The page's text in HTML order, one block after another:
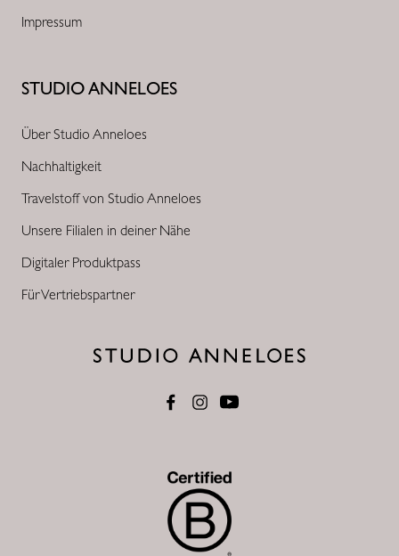
STUDIO ANNELOES
Über Studio Anneloes
Nachhaltigkeit
Travelstoff von Studio Anneloes
Unsere Filialen in deiner Nähe
Digitaler Produktpass
Für Vertriebspartner
Impressum